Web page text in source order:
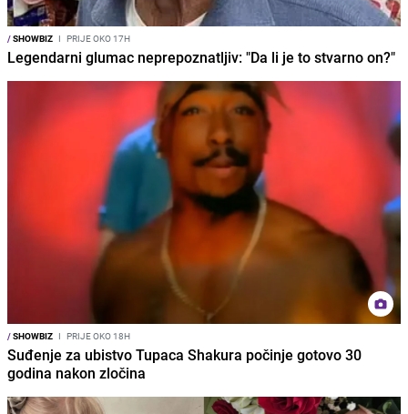
/SHOWBIZ I PRIJE OKO 17H
Legendarni glumac neprepoznatljiv: "Da li je to stvarno on?"
/SHOWBIZ I PRIJE OKO 18H
Suđenje za ubistvo Tupaca Shakura počinje gotovo 30
godina nakon zločina